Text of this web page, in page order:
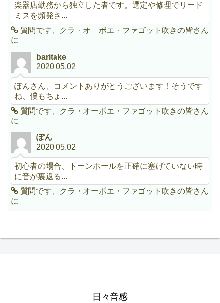
楽器店勤務から独立した者です。選定や修理でリード
ミスを頻発さ...
質問です、クラ・オーボエ・ファゴット吹きの皆さん
に
baritake
2020.05.02
ぽんさん、コメントありがとうございます！そうです
ね、僕もちょ...
質問です、クラ・オーボエ・ファゴット吹きの皆さん
に
ぽん
2020.05.02
初心者の場合、トーンホールを正確に塞げていない時
に音が裏返る...
質問です、クラ・オーボエ・ファゴット吹きの皆さん
に
日々音感